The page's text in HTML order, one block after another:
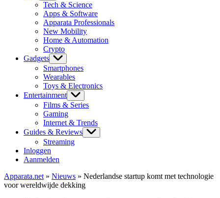
Tech & Science
Apps & Software
Apparata Professionals
New Mobility
Home & Automation
Crypto
Gadgets
Smartphones
Wearables
Toys & Electronics
Entertainment
Films & Series
Gaming
Internet & Trends
Guides & Reviews
Streaming
Inloggen
Aanmelden
Apparata.net » Nieuws » Nederlandse startup komt met technologie
voor wereldwijde dekking